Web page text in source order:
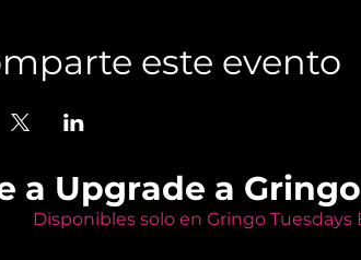
este evento
a Upgrade a
Disponibles solo en Gringo